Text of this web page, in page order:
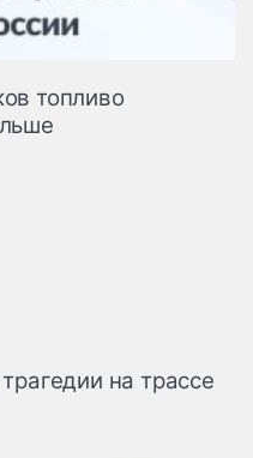
топливо
на трассе